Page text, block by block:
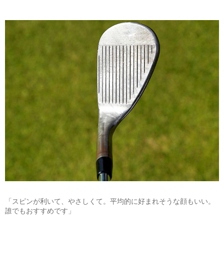
「スピンが利いて、やさしくて。平均的に好まれそうな顔もいい。
誰でもおすすめです」